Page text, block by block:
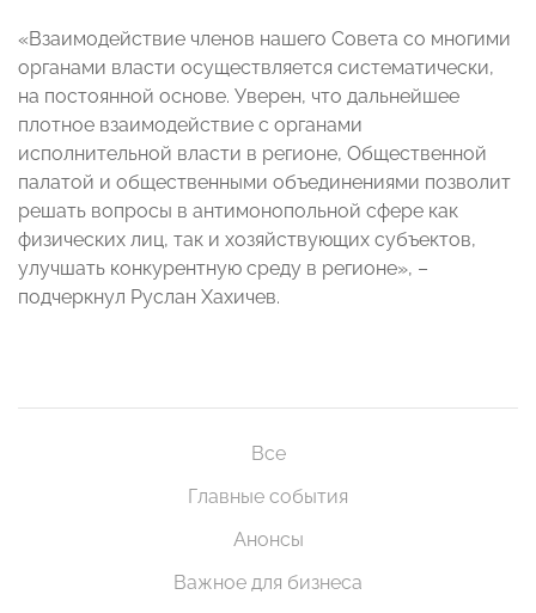
«Взаимодействие членов нашего Совета со многими
органами власти осуществляется систематически,
на постоянной основе. Уверен, что дальнейшее
плотное взаимодействие с органами
исполнительной власти в регионе, Общественной
палатой и общественными объединениями позволит
решать вопросы в антимонопольной сфере как
физических лиц, так и хозяйствующих субъектов,
улучшать конкурентную среду в регионе», –​
подчеркнул Руслан Хахичев.
Все
Главные события
Анонсы
Важное для бизнеса